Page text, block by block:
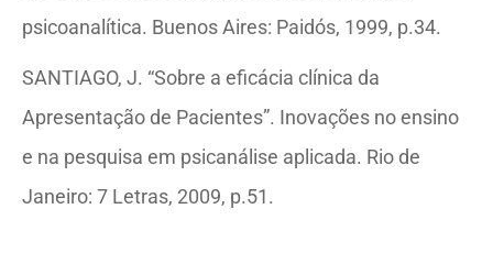
psicoanalítica. Buenos Aires: Paidós, 1999, p.34.
SANTIAGO, J. “Sobre a eficácia clínica da
Apresentação de Pacientes”. Inovações no ensino
e na pesquisa em psicanálise aplicada. Rio de
Janeiro: 7 Letras, 2009, p.51.